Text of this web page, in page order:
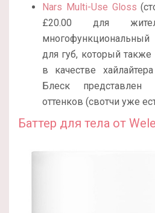
Nars Multi-Use Gloss
£20.00 для
для губ, который
в качестве
Блеск представлен
оттенков (свотчи уже
Баттер для тела от